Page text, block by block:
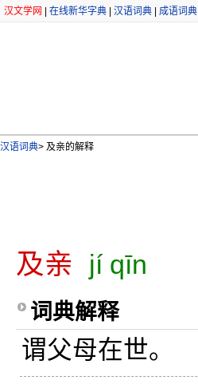
汉文学网 在线新华字典 汉语词典 成语词典
汉语词典> 及亲的解释
及亲 jí qīn
词典解释
谓父母在世。